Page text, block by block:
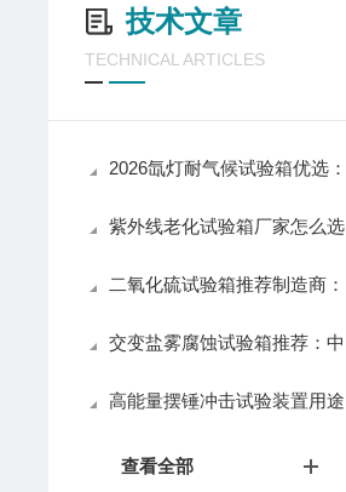
技术文章
TECHNICAL ARTICLES
2026氙灯耐气候试验箱优选：北京中科环试以技术实力推动行业应用升级
紫外线老化试验箱厂家怎么选？中科环试从入门到专业级全覆盖值得关注
二氧化硫试验箱推荐制造商：中科环试仪器产品性能与口碑解析
交变盐雾腐蚀试验箱推荐：中科环试——国产靠谱品牌，质量与口碑兼具
高能量摆锤冲击试验装置用途、设备原理及结构
查看全部